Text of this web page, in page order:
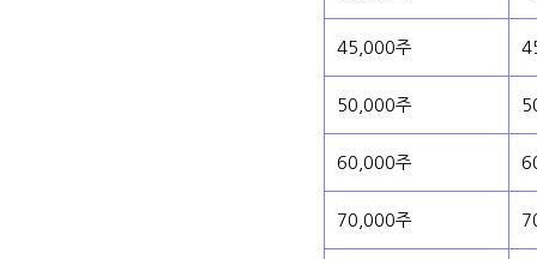
45,000주
50,000주
60,000주
70,000주